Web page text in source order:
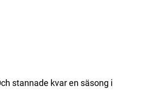
stannade kvar en säsong i